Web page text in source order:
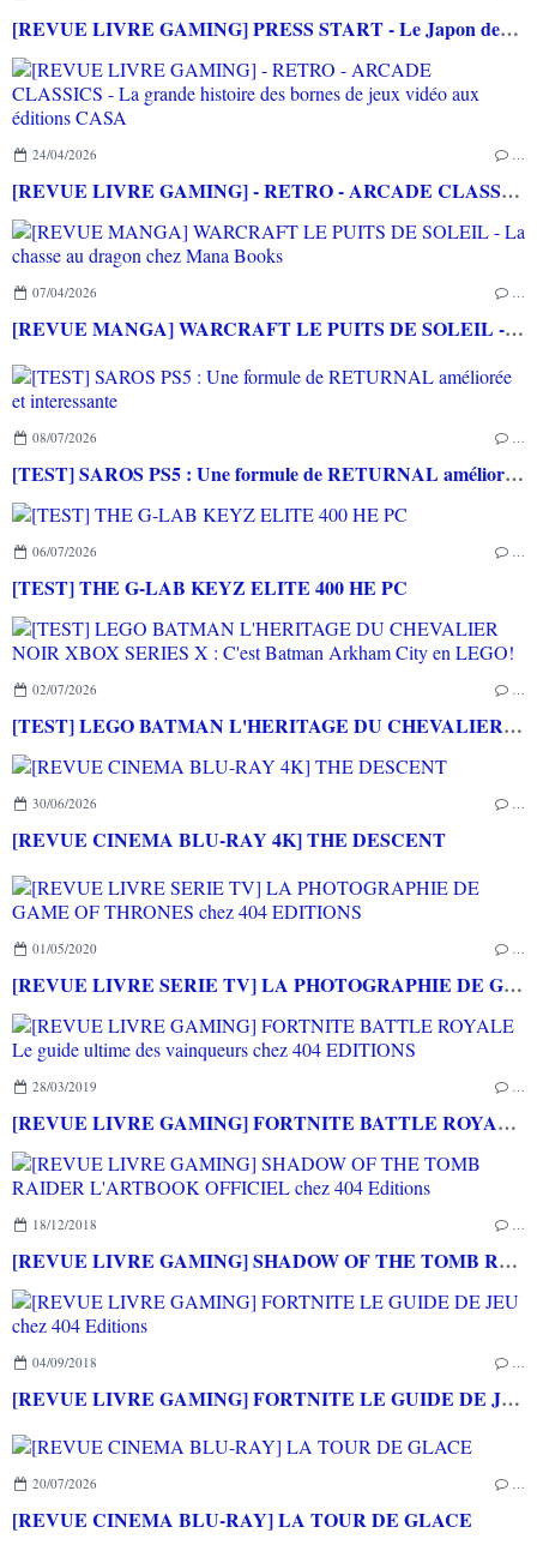
[REVUE LIVRE GAMING] PRESS START - Le Japon des jeux vidéo aux éditions NUINUI
24/04/2026
[REVUE LIVRE GAMING] - RETRO - ARCADE CLASSICS - La grande histoire des bornes de jeux vidéo aux éditions CASA
07/04/2026
[REVUE MANGA] WARCRAFT LE PUITS DE SOLEIL - La chasse au dragon chez Mana Books
08/07/2026
[TEST] SAROS PS5 : Une formule de RETURNAL améliorée et interessante
06/07/2026
[TEST] THE G-LAB KEYZ ELITE 400 HE PC
02/07/2026
[TEST] LEGO BATMAN L'HERITAGE DU CHEVALIER NOIR XBOX SERIES X : C'est Batman Arkham City en LEGO!
30/06/2026
[REVUE CINEMA BLU-RAY 4K] THE DESCENT
01/05/2020
[REVUE LIVRE SERIE TV] LA PHOTOGRAPHIE DE GAME OF THRONES chez 404 EDITIONS
28/03/2019
[REVUE LIVRE GAMING] FORTNITE BATTLE ROYALE Le guide ultime des vainqueurs chez 404 EDITIONS
18/12/2018
[REVUE LIVRE GAMING] SHADOW OF THE TOMB RAIDER L'ARTBOOK OFFICIEL chez 404 Editions
04/09/2018
[REVUE LIVRE GAMING] FORTNITE LE GUIDE DE JEU chez 404 Editions
20/07/2026
[REVUE CINEMA BLU-RAY] LA TOUR DE GLACE